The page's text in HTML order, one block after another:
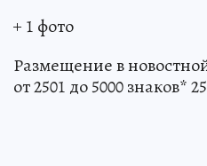
+ 1 фото
Размещение в
от 2501 до 5000 знаков*